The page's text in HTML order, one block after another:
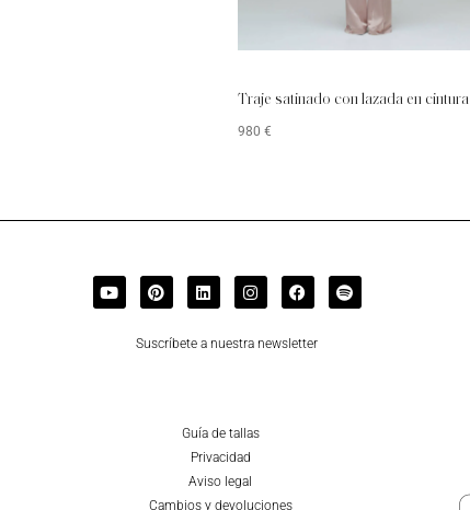
Traje satinado con lazada en cintura
980 €
Suscríbete a nuestra newsletter
Guía de tallas
Privacidad
Aviso legal
Cambios y devoluciones